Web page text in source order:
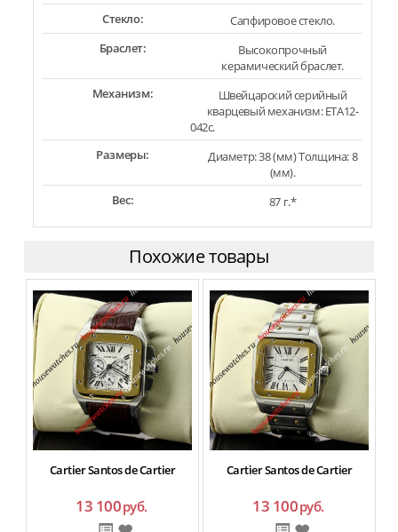
Стекло:
Сапфировое стекло.
Браслет:
Высокопрочный
керамический браслет.
Механизм:
Швейцарский серийный
кварцевый механизм: ETA12-
042c.
Размеры:
Диаметр: 38 (мм) Толщина: 8
(мм).
Вес:
87 г.*
Похожие товары
Cartier Santos de Cartier
13 100руб.
Cartier Santos de Cartier
13 100руб.